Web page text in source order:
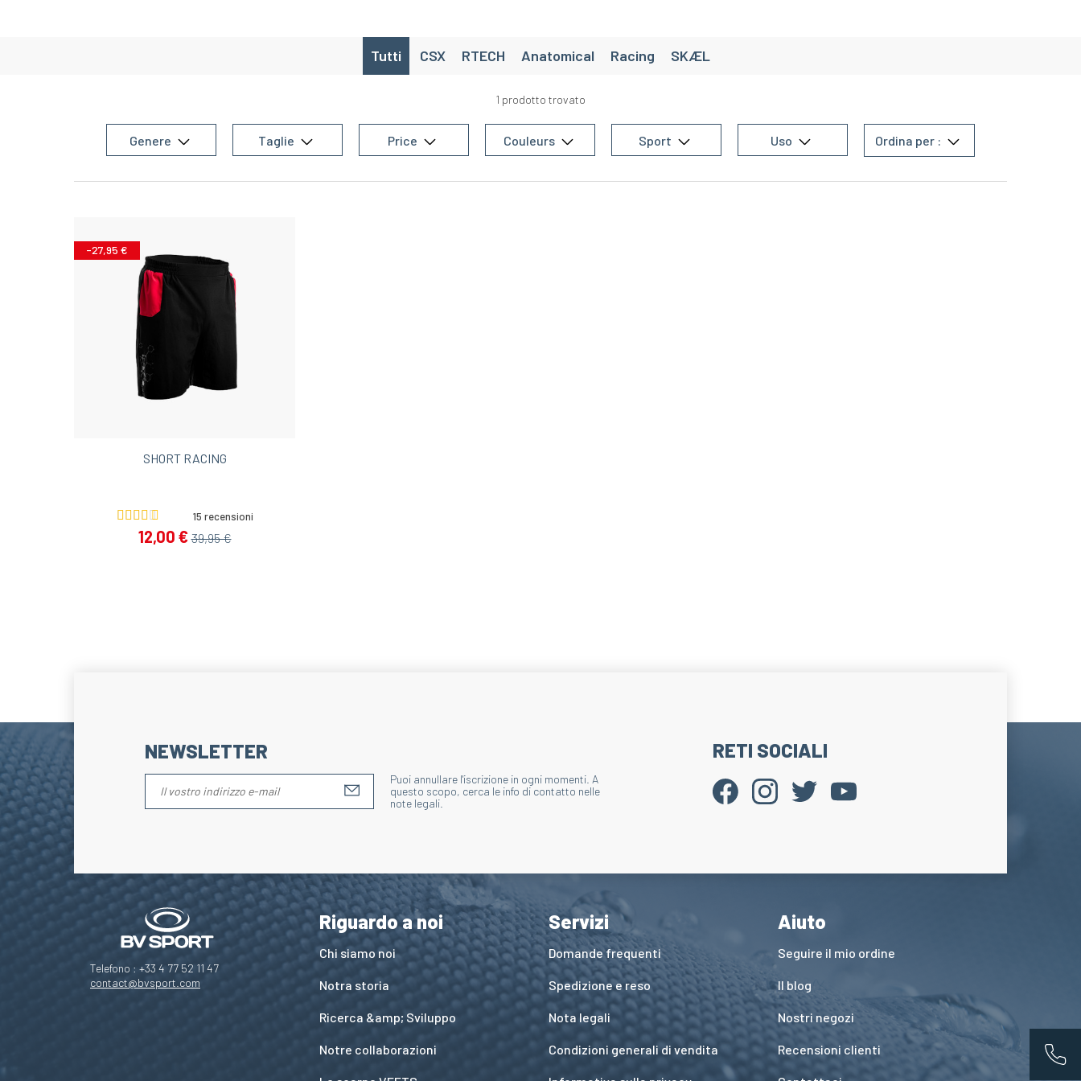
Tutti CSX RTECH Anatomical Racing SKÆL
1 prodotto trovato
Genere Taglie Price Couleurs Sport Uso Ordina per :
-27,95 €
SHORT RACING
15 recensioni
12,00 € 39,95 €
NEWSLETTER
S'INSCRIRE À LA NEWSLETTER
Puoi annullare l'iscrizione in ogni momenti. A
questo scopo, cerca le info di contatto nelle
note legali.
RETI SOCIALI
Telefono : +33 4 77 52 11 47
contact@bvsport.com
Riguardo a noi
Chi siamo noi
Notra storia
Ricerca &amp; Sviluppo
Notre collaborazioni
Servizi
Domande frequenti
Spedizione e reso
Nota legali
Condizioni generali di vendita
Aiuto
Seguire il mio ordine
Il blog
Nostri negozi
Recensioni clienti